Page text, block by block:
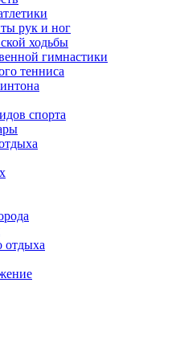
рук и ног
ходьбы
гимнастики
тенниса
спорта
отдыха